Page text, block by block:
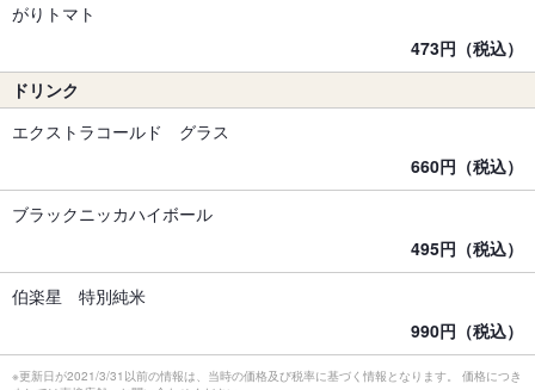
がりトマト
473円（税込）
ドリンク
エクストラコールド グラス
660円（税込）
ブラックニッカハイボール
495円（税込）
伯楽星 特別純米
990円（税込）
※更新日が2021/3/31以前の情報は、当時の価格及び税率に基づく情報となります。 価格につき